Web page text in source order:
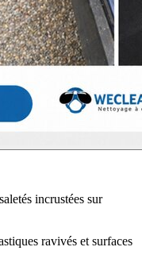
incrustées sur
ravivés et surfaces